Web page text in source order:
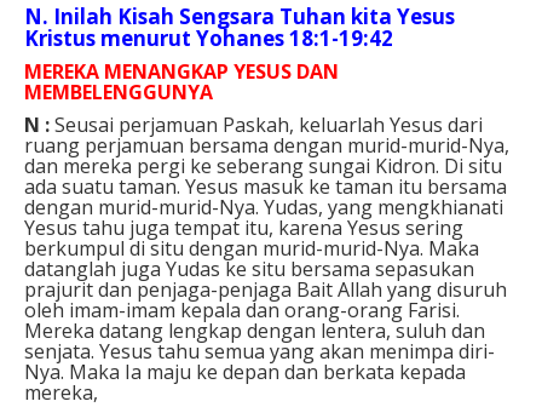
N. Inilah Kisah Sengsara Tuhan kita Yesus
Kristus menurut Yohanes 18:1-19:42
MEREKA MENANGKAP YESUS DAN
MEMBELENGGUNYA
N :Seusai perjamuan Paskah, keluarlah Yesus dari
ruang perjamuan bersama dengan murid-murid-Nya,
dan mereka pergi ke seberang sungai Kidron. Di situ
ada suatu taman. Yesus masuk ke taman itu bersama
dengan murid-murid-Nya. Yudas, yang mengkhianati
Yesus tahu juga tempat itu, karena Yesus sering
berkumpul di situ dengan murid-murid-Nya. Maka
datanglah juga Yudas ke situ bersama sepasukan
prajurit dan penjaga-penjaga Bait Allah yang disuruh
oleh imam-imam kepala dan orang-orang Farisi.
Mereka datang lengkap dengan lentera, suluh dan
senjata. Yesus tahu semua yang akan menimpa diri-
Nya. Maka Ia maju ke depan dan berkata kepada
mereka,